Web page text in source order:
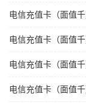
电信充值卡（面值
电信充值卡（面值
电信充值卡（面值
电信充值卡（面值